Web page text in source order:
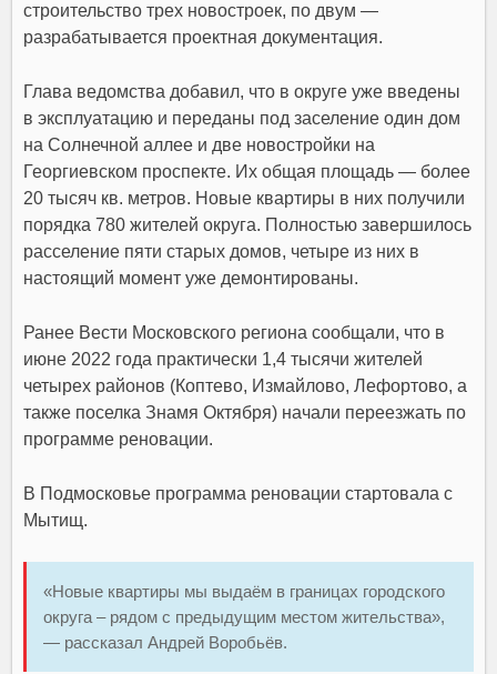
строительство трех новостроек, по двум —
разрабатывается проектная документация.
Глава ведомства добавил, что в округе уже введены
в эксплуатацию и переданы под заселение один дом
на Солнечной аллее и две новостройки на
Георгиевском проспекте. Их общая площадь — более
20 тысяч кв. метров. Новые квартиры в них получили
порядка 780 жителей округа. Полностью завершилось
расселение пяти старых домов, четыре из них в
настоящий момент уже демонтированы.
Ранее Вести Московского региона сообщали, что в
июне 2022 года практически 1,4 тысячи жителей
четырех районов (Коптево, Измайлово, Лефортово, а
также поселка Знамя Октября) начали переезжать по
программе реновации.
В Подмосковье программа реновации стартовала с
Мытищ.
«Новые квартиры мы выдаём в границах городского
округа – рядом с предыдущим местом жительства»,
— рассказал Андрей Воробьёв.